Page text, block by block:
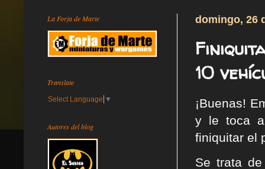
domingo, 26
10
¡Buenas!
y le toca a
finiquitar el
Se trata
La Forja de Marte
Translate
Select Language ▼
Autores del blog